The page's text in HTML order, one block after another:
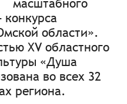
масштабного
конкурса
области».
XV областного
«Душа
во всех 32
региона.